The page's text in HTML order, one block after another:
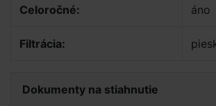
Celoročné: áno
Filtrácia:
Dokumenty na stiahnutie